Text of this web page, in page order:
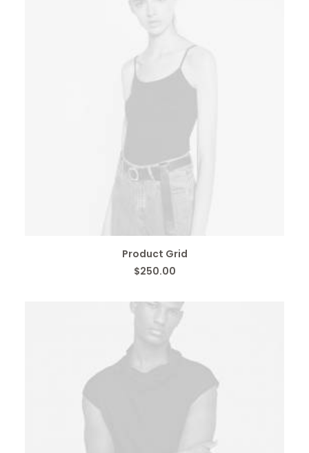
IN DEN WARENKORB
Product Grid
$250.00